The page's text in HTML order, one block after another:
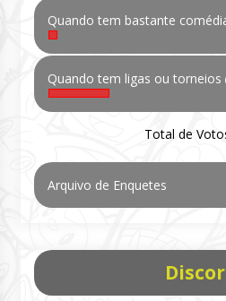
Quando tem bastante
Quando tem ligas ou torneios
Total de
Arquivo de Enquetes